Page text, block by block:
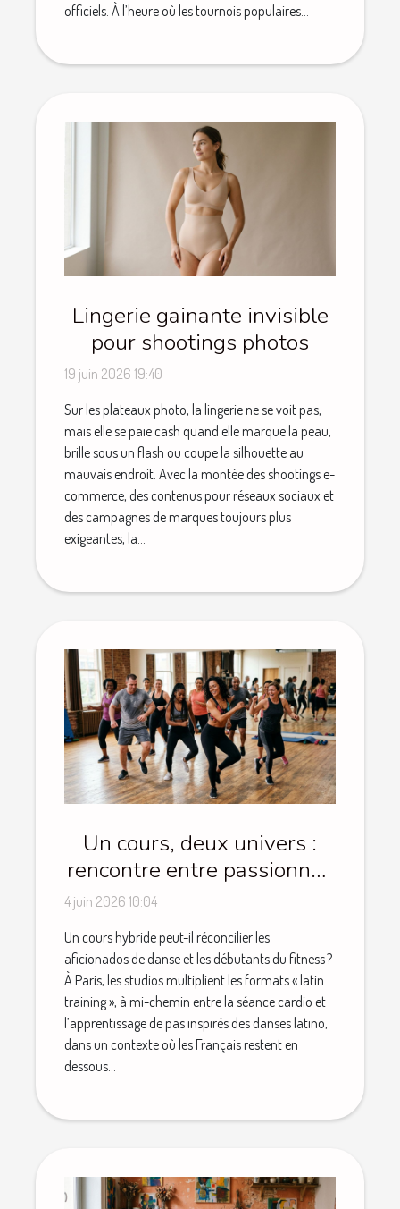
officiels. À l’heure où les tournois populaires...
Lingerie gainante invisible
pour shootings photos
19 juin 2026 19:40
Sur les plateaux photo, la lingerie ne se voit pas,
mais elle se paie cash quand elle marque la peau,
brille sous un flash ou coupe la silhouette au
mauvais endroit. Avec la montée des shootings e-
commerce, des contenus pour réseaux sociaux et
des campagnes de marques toujours plus
exigeantes, la...
Un cours, deux univers :
rencontre entre passionnés
de danse et novices du
fitness
4 juin 2026 10:04
Un cours hybride peut-il réconcilier les
aficionados de danse et les débutants du fitness ?
À Paris, les studios multiplient les formats « latin
training », à mi-chemin entre la séance cardio et
l’apprentissage de pas inspirés des danses latino,
dans un contexte où les Français restent en
dessous...